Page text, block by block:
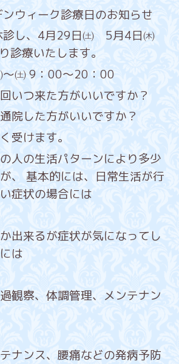
ウィーク診療日のお知らせ
診し、4月29日㈯ 5月4日㈭
診療いたします。
～㈯ 9：00～20：00
いつ来た方がいいですか？
院した方がいいですか？
受けます。
人の生活パターンにより多少
、 基本的には、日常生活が行
症状の場合には
出来るが症状が気になってし
は
観察、体調管理、メンテナン
ナンス、腰痛などの発病予防